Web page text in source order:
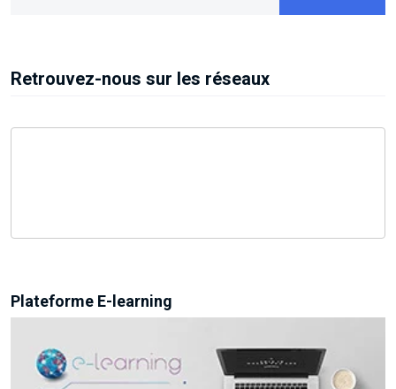
Retrouvez-nous sur les réseaux
Plateforme E-learning